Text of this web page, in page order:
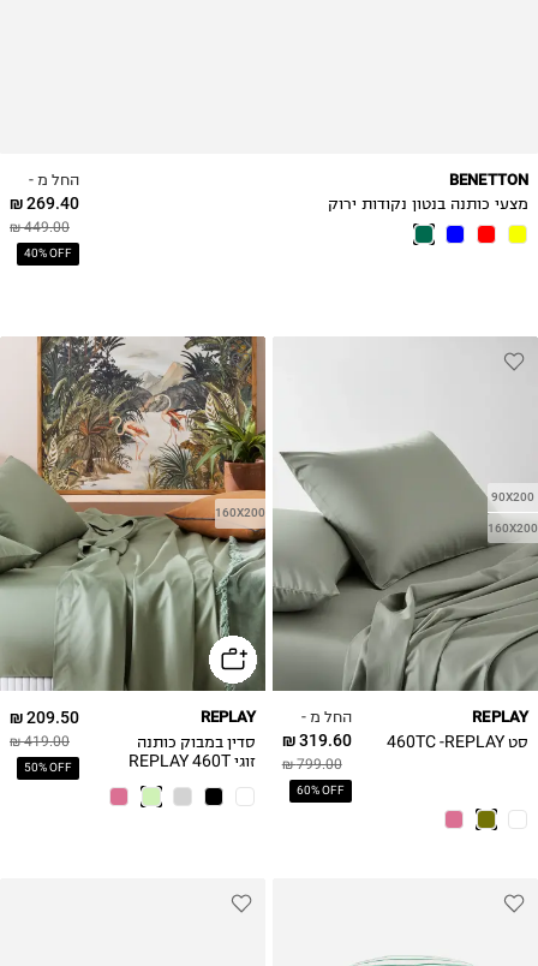
החל מ -
269.40 ₪
449.00 ₪
40% OFF
BENETTON
מצעי כותנה בנטון נקודות ירוק
90X200
160X200
החל מ -
319.60 ₪
799.00 ₪
60% OFF
REPLAY
סט 460TC -REPLAY
160X200
209.50 ₪
419.00 ₪
50% OFF
REPLAY
סדין במבוק כותנה
זוגי REPLAY 460T